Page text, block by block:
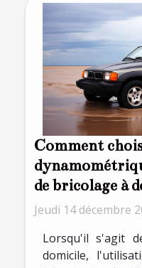
Comment
de bricolage à
Jeudi 14 décembre
Lorsqu'il s'agit
domicile,